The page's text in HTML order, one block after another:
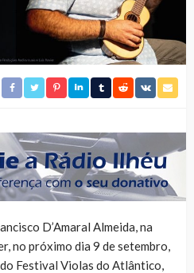
D’Amaral Almeida, na
no próximo dia 9 de setembro,
Festival Violas do Atlântico,